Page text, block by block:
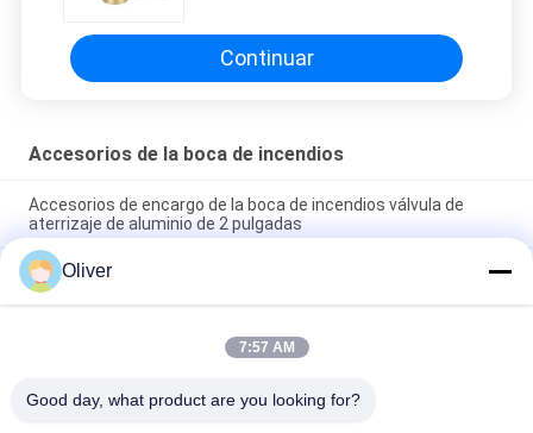
Continuar
Accesorios de la boca de incendios
Accesorios de encargo de la boca de incendios válvula de
aterrizaje de aluminio de 2 pulgadas
Accesorios de cobre amarillo de la boca de incendios del
divisor del agua de la lucha contra el fuego de la manera de 2,5
pulgadas 2
Tipo casquillo de Alemania Storz de los accesorios de la boca
Oliver
7:57 AM
Good day, what product are you looking for?